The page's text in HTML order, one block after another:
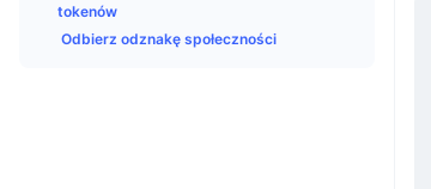
tokenów
Odbierz odznakę społeczności